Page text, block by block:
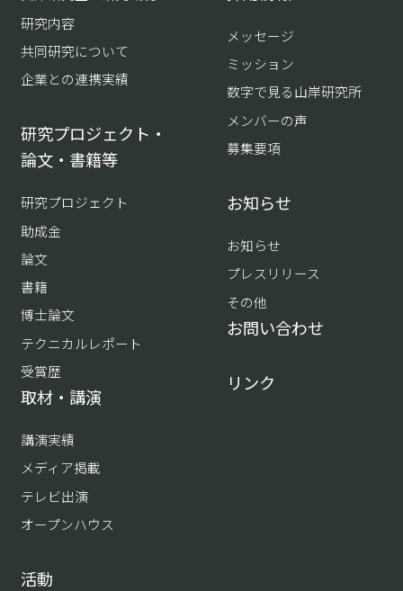
研究内容
共同研究について
企業との連携実績
研究プロジェクト・
論文・書籍等
研究プロジェクト
助成金
論文
書籍
博士論文
テクニカルレポート
受賞歴
取材・講演
講演実績
メディア掲載
テレビ出演
オープンハウス
活動
メッセージ
ミッション
数字で見る山岸研究所
メンバーの声
募集要項
お知らせ
お知らせ
プレスリリース
その他
お問い合わせ
リンク